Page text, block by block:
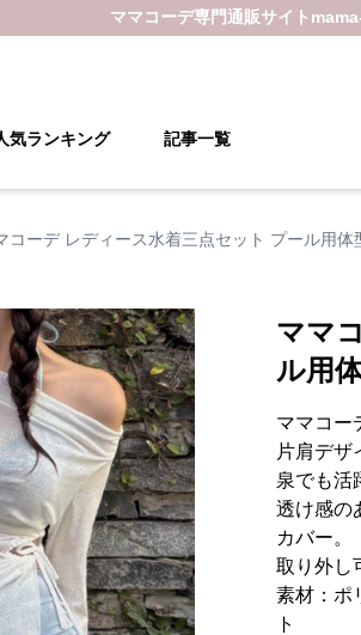
ママコーデ専門通販サイト
気ランキング 記事一覧
コーデ レディース水着三点セット プール用体
ママ
ル用
ママコー
片肩デザ
泉でも活
透け感の
カバー。
取り外し
素材：ポ
ト